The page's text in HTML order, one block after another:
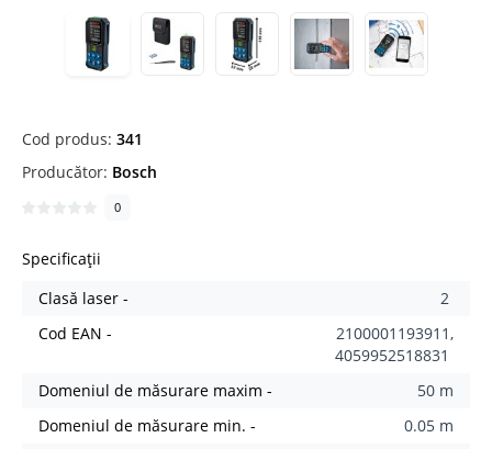
Cod produs: 341
Producător: Bosch
0
Specificații
Clasă laser -
2
Cod EAN -
2100001193911,
4059952518831
Domeniul de măsurare maxim -
50 m
Domeniul de măsurare min. -
0.05 m